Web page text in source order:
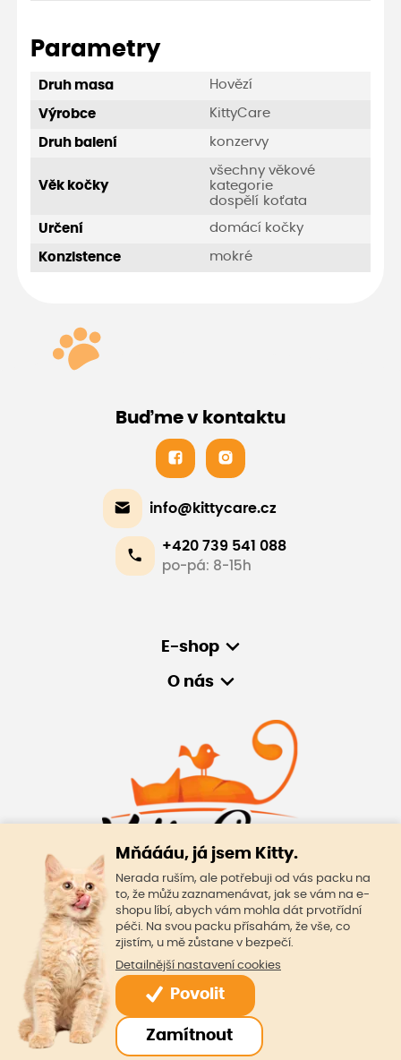
Skladem
Běžně:436 Kč
414 Kč
včetněDPH
Parametry
Druh masa Hovězí
Výrobce KittyCare
Druh balení konzervy
Věk kočky
všechny věkové
kategorie
dospělí koťata
Určení domácí kočky
Konzistence mokré
Buďme v kontaktu
info@kittycare.cz
+420 739 541 088
po-pá: 8-15h
E-shop
O nás
© Oficiální stránky KittyCare
KittyCare s.r.o.
362 25 Božičany 167
IČO: 19061960
DIČ: CZ19061960
číslo účtu KB: 131-151830247/0100
Made by
Mňáááu, já jsem Kitty.
Nerada ruším, ale potřebuji od vás packu na
to, že můžu zaznamenávat, jak se vám na e-
shopu líbí, abych vám mohla dát prvotřídní
péči. Na svou packu přísahám, že vše, co
zjistím, u mě zůstane v bezpečí.
Detailnější nastavení cookies
Povolit
Zamítnout